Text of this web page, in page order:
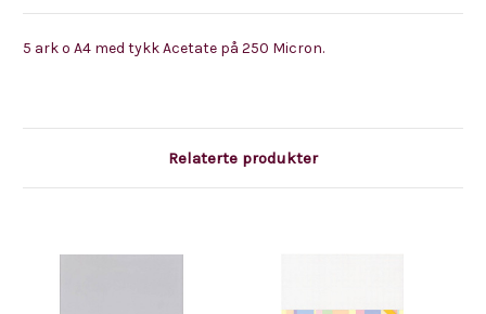
5 ark o A4 med tykk Acetate på 250 Micron.
Relaterte produkter